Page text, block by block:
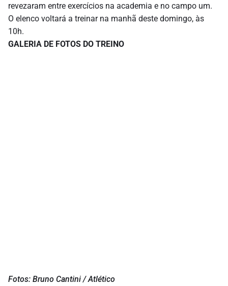
revezaram entre exercícios na academia e no campo um.
O elenco voltará a treinar na manhã deste domingo, às
10h.
GALERIA DE FOTOS DO TREINO
Fotos: Bruno Cantini / Atlético